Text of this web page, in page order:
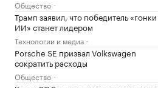
Общество
Трамп заявил, что победитель «гонки
ИИ» станет лидером
Технологии и медиа
Porsche SE призвал Volkswagen
сократить расходы
Общество